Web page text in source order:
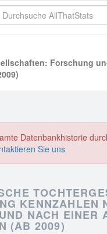
Forschung
Datenbankhistorie
Sie uns
KENNZAHLEN
NACH EINER
(AB 2009)